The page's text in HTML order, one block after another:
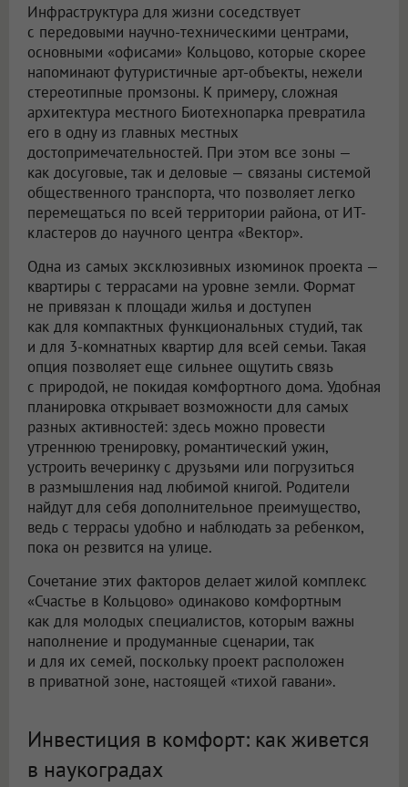
Инфраструктура для жизни соседствует
с передовыми научно-техническими центрами,
основными «офисами» Кольцово, которые скорее
напоминают футуристичные арт-объекты, нежели
стереотипные промзоны. К примеру, сложная
архитектура местного Биотехнопарка превратила
его в одну из главных местных
достопримечательностей. При этом все зоны —
как досуговые, так и деловые — связаны системой
общественного транспорта, что позволяет легко
перемещаться по всей территории района, от ИТ-
кластеров до научного центра «Вектор».
Одна из самых эксклюзивных изюминок проекта —
квартиры с террасами на уровне земли. Формат
не привязан к площади жилья и доступен
как для компактных функциональных студий, так
и для 3-комнатных квартир для всей семьи. Такая
опция позволяет еще сильнее ощутить связь
с природой, не покидая комфортного дома. Удобная
планировка открывает возможности для самых
разных активностей: здесь можно провести
утреннюю тренировку, романтический ужин,
устроить вечеринку с друзьями или погрузиться
в размышления над любимой книгой. Родители
найдут для себя дополнительное преимущество,
ведь с террасы удобно и наблюдать за ребенком,
пока он резвится на улице.
Сочетание этих факторов делает жилой комплекс
«Счастье в Кольцово» одинаково комфортным
как для молодых специалистов, которым важны
наполнение и продуманные сценарии, так
и для их семей, поскольку проект расположен
в приватной зоне, настоящей «тихой гавани».
Инвестиция в комфорт: как живется
в наукоградах